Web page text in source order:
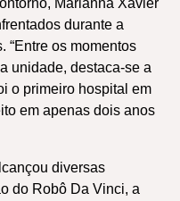
durante a
“Entre os momentos
unidade, destaca-se a
o primeiro hospital em
em apenas dois anos
diversas
do Robô Da Vinci, a